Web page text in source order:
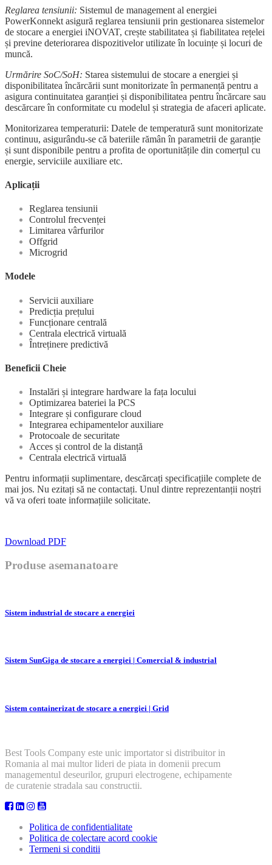
Reglarea tensiunii: Sistemul de management al energiei
PowerKonnekt asigură reglarea tensiunii prin gestionarea sistemelor
de stocare a energiei iNOVAT, crește stabilitatea și fiabilitatea rețelei
și previne deteriorarea dispozitivelor utilizate în locuințe și locuri de
muncă.
Urmărire SoC/SoH: Starea sistemului de stocare a energiei și
disponibilitatea încărcării sunt monitorizate în permanență pentru a
asigura continuitatea garanției și disponibilitatea pentru încărcare sau
descărcare în conformitate cu modelul și strategia de afaceri aplicate.
Monitorizarea temperaturii: Datele de temperatură sunt monitorizate
continuu, asigurându-se că bateriile rămân în parametrii de garanție
și sunt disponibile pentru a profita de oportunitățile din comerțul cu
energie, serviciile auxiliare etc.
Aplicații
Reglarea tensiunii
Controlul frecvenței
Limitarea vârfurilor
Offgrid
Microgrid
Modele
Servicii auxiliare
Predicția prețului
Funcționare centrală
Centrala electrică virtuală
Întreținere predictivă
Beneficii Cheie
Instalări și integrare hardware la fața locului
Optimizarea bateriei la PCS
Integrare și configurare cloud
Integrarea echipamentelor auxiliare
Protocoale de securitate
Acces și control de la distanță
Centrala electrică virtuală
Pentru informații suplimentare, descărcați specificațiile complete de
mai jos. Nu ezitați să ne contactați. Unul dintre reprezentanții noștri
vă va oferi toate informațiile solicitate.
Download PDF
Produse asemanatoare
Sistem industrial de stocare a energiei
Sistem SunGiga de stocare a energiei | Comercial & industrial
Sistem containerizat de stocare a energiei | Grid
Best Tools Company este unic importator si distribuitor in
Romania al mai multor lideri de piata in domenii precum
managementul deseurilor, grupuri electrogene, echipamente
de curatenie stradala sau constructii.
Politica de confidentialitate
Politica de colectare acord cookie
Termeni si conditii